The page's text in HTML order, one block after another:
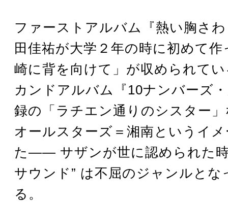
ファーストアルバム『熱い胸さ
田佳祐が大学２年の時に初めて
崎に背を向けて」が収められて
カンドアルバム『10ナンバーズ
録の「ラチエン通りのシスター
オールスターズ＝湘南というイ
た―― サザンが世に認められた時
サウンド” は不屈のジャンルとな
る。